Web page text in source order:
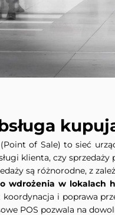
of Sale) to sieć
klienta, czy sprzedaży
są różnorodne, z
wdrożenia w lokalach
koordynacja i poprawa
POS pozwala na